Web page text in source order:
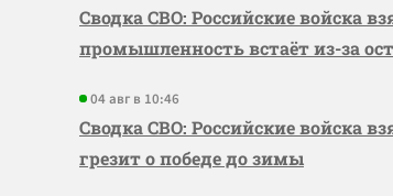
Сводка СВО: Российские войска
промышленность встаёт из-за
04 авг в 10:46
Сводка СВО: Российские войска
грезит о победе до зимы